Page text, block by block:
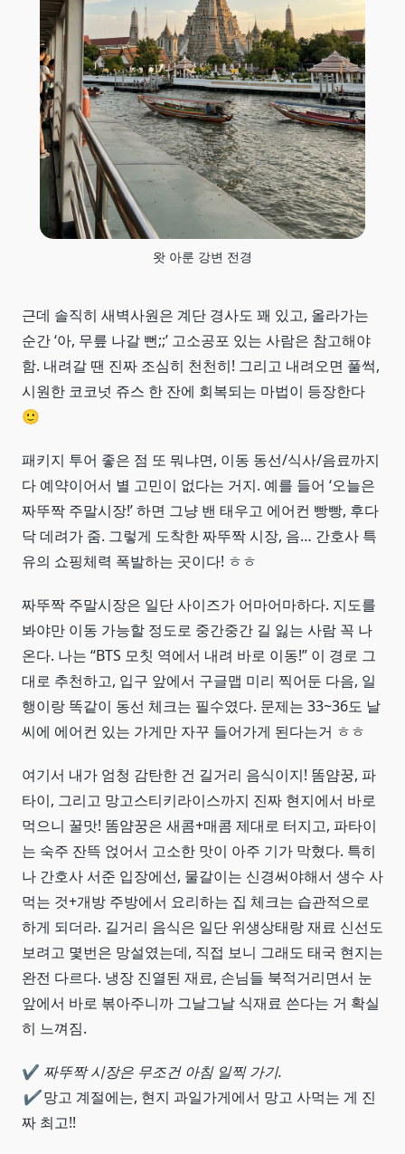
왓 아룬 강변 전경
근데 솔직히 새벽사원은 계단 경사도 꽤 있고, 올라가는
순간 ‘아, 무릎 나갈 뻔;;’ 고소공포 있는 사람은 참고해야
함. 내려갈 땐 진짜 조심히 천천히! 그리고 내려오면 풀썩,
시원한 코코넛 쥬스 한 잔에 회복되는 마법이 등장한다
🙂
패키지 투어 좋은 점 또 뭐냐면, 이동 동선/식사/음료까지
다 예약이어서 별 고민이 없다는 거지. 예를 들어 ‘오늘은
짜뚜짝 주말시장!’ 하면 그냥 밴 태우고 에어컨 빵빵, 후다
닥 데려가 줌. 그렇게 도착한 짜뚜짝 시장, 음… 간호사 특
유의 쇼핑체력 폭발하는 곳이다! ㅎㅎ
짜뚜짝 주말시장은 일단 사이즈가 어마어마하다. 지도를
봐야만 이동 가능할 정도로 중간중간 길 잃는 사람 꼭 나
온다. 나는 “BTS 모칫 역에서 내려 바로 이동!” 이 경로 그
대로 추천하고, 입구 앞에서 구글맵 미리 찍어둔 다음, 일
행이랑 똑같이 동선 체크는 필수였다. 문제는 33~36도 날
씨에 에어컨 있는 가게만 자꾸 들어가게 된다는거 ㅎㅎ
여기서 내가 엄청 감탄한 건 길거리 음식이지! 똠얌꿍, 파
타이, 그리고 망고스티키라이스까지 진짜 현지에서 바로
먹으니 꿀맛! 똠얌꿍은 새콤+매콤 제대로 터지고, 파타이
는 숙주 잔뜩 얹어서 고소한 맛이 아주 기가 막혔다. 특히
나 간호사 서준 입장에선, 물갈이는 신경써야해서 생수 사
먹는 것+개방 주방에서 요리하는 집 체크는 습관적으로
하게 되더라. 길거리 음식은 일단 위생상태랑 재료 신선도
보려고 몇번은 망설였는데, 직접 보니 그래도 태국 현지는
완전 다르다. 냉장 진열된 재료, 손님들 북적거리면서 눈
앞에서 바로 볶아주니까 그날그날 식재료 쓴다는 거 확실
히 느껴짐.
✔️ 짜뚜짝 시장은 무조건 아침 일찍 가기.
✔️망고 계절에는, 현지 과일가게에서 망고 사먹는 게 진
짜 최고!!